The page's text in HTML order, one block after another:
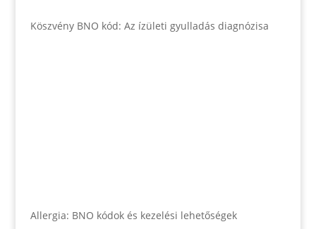
Köszvény BNO kód: Az ízületi gyulladás diagnózisa
Allergia: BNO kódok és kezelési lehetőségek